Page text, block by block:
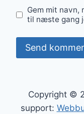
Gem mit navn,
til næste gang
Copyright ©
support: